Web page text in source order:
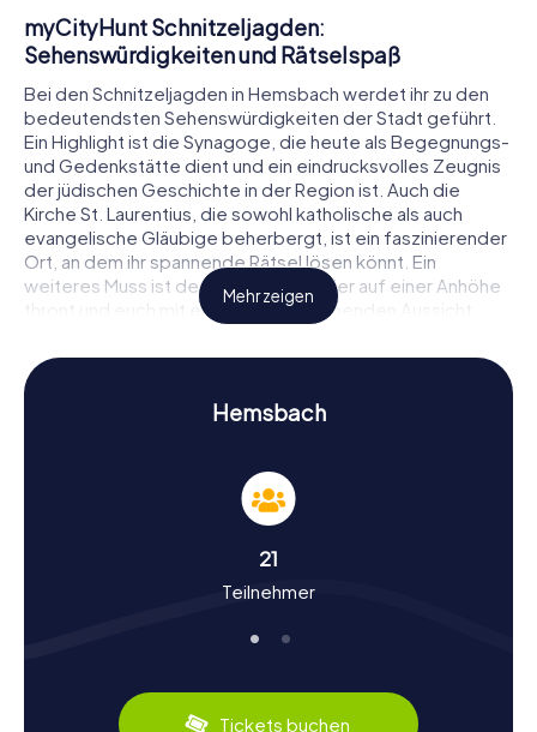
myCityHunt Schnitzeljagden:
Sehenswürdigkeiten und Rätselspaß
Bei den Schnitzeljagden in Hemsbach werdet ihr zu den
bedeutendsten Sehenswürdigkeiten der Stadt geführt.
Ein Highlight ist die Synagoge, die heute als Begegnungs-
und Gedenkstätte dient und ein eindrucksvolles Zeugnis
der jüdischen Geschichte in der Region ist. Auch die
Kirche St. Laurentius, die sowohl katholische als auch
evangelische Gläubige beherbergt, ist ein faszinierender
Ort, an dem ihr spannende Rätsel lösen könnt. Ein
weiteres Muss ist der Waldnerturm, der auf einer Anhöhe
thront und euch mit einer atemberaubenden Aussicht
Schnitzeljagd in Hemsbach: Geschichte und
nur Rätsel lösen, sondern auch viel über die Geschichte
und Kultur der Stadt erfahren. Hemsbach wurde erstmals
im Jahr 795 urkundlich erwähnt und hat seitdem eine
Hemsbach im Mittelalter eine bedeutende Zollstelle war?
Oder dass die Stadt während der Badischen Revolution
weitere interessante Fakten erwarten euch.
Auch kulinarisch hat Hemsbach einiges zu bieten. Probiert
die regionalen Spezialitäten in einem der gemütlichen
Mehr zeigen
Hemsbach
21
Teilnehmer
Tickets buchen